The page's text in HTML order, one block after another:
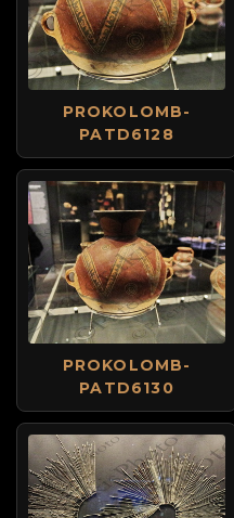
PROKOLOMB-
PATD6128
PROKOLOMB-
PATD6130